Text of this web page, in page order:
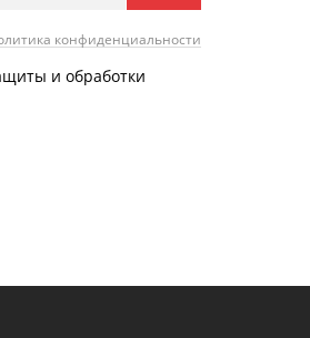
конфиденциальности
и обработки